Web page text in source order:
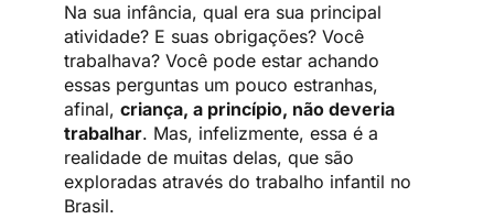
Na sua infância, qual era sua principal
atividade? E suas obrigações? Você
trabalhava? Você pode estar achando
essas perguntas um pouco estranhas,
afinal,criança, a princípio, não deveria
trabalhar. Mas, infelizmente, essa é a
realidade de muitas delas, que são
exploradas através do trabalho infantil no
Brasil.